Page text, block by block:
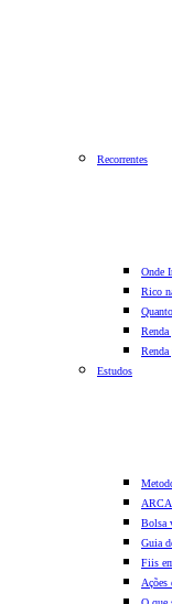
Recorrentes
Onde
Rico
Renda
Estudos
Bolsa
Guia
Fiis
Ações